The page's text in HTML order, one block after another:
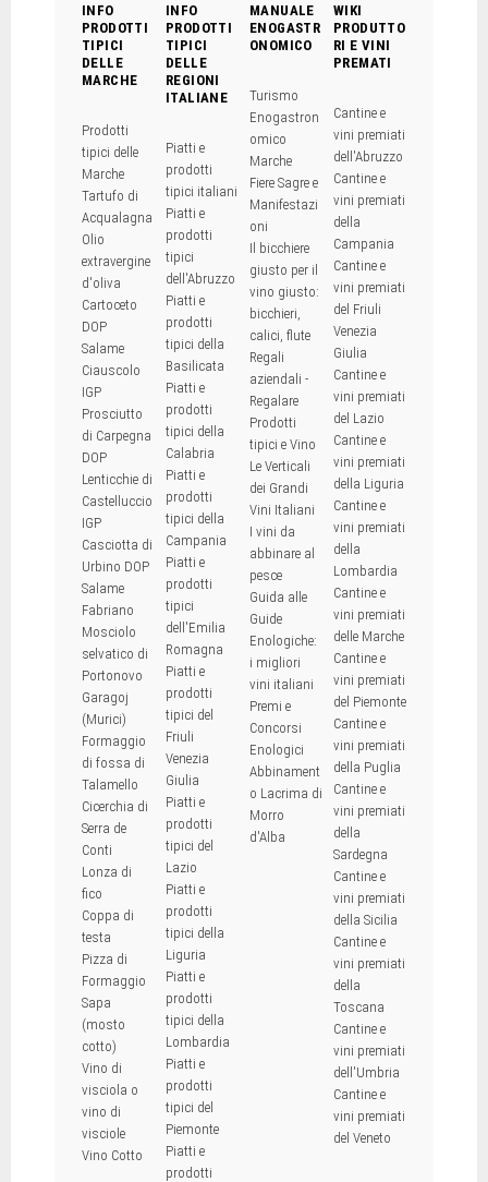
INFO
PRODOTTI
TIPICI
DELLE
MARCHE
Prodotti
tipici delle
Marche
Tartufo di
Acqualagna
Olio
extravergine
d'oliva
Cartoceto
DOP
Salame
Ciauscolo
IGP
Prosciutto
di Carpegna
DOP
Lenticchie di
Castelluccio
IGP
Casciotta di
Urbino DOP
Salame
Fabriano
Mosciolo
selvatico di
Portonovo
Garagoj
(Murici)
Formaggio
di fossa di
Talamello
Cicerchia di
Serra de
Conti
Lonza di
fico
Coppa di
testa
Pizza di
Formaggio
Sapa
(mosto
cotto)
Vino di
visciola o
vino di
visciole
Vino Cotto
INFO
PRODOTTI
TIPICI
DELLE
REGIONI
ITALIANE
Piatti e
prodotti
tipici italiani
Piatti e
prodotti
tipici
dell'Abruzzo
Piatti e
prodotti
tipici della
Basilicata
Piatti e
prodotti
tipici della
Calabria
Piatti e
prodotti
tipici della
Campania
Piatti e
prodotti
tipici
dell'Emilia
Romagna
Piatti e
prodotti
tipici del
Friuli
Venezia
Giulia
Piatti e
prodotti
tipici del
Lazio
Piatti e
prodotti
tipici della
Liguria
Piatti e
prodotti
tipici della
Lombardia
Piatti e
prodotti
tipici del
Piemonte
Piatti e
prodotti
MANUALE
ENOGASTR
ONOMICO
Turismo
Enogastron
omico
Marche
Fiere Sagre e
Manifestazi
oni
Il bicchiere
giusto per il
vino giusto:
bicchieri,
calici, flute
Regali
aziendali -
Regalare
Prodotti
tipici e Vino
Le Verticali
dei Grandi
Vini Italiani
I vini da
abbinare al
pesce
Guida alle
Guide
Enologiche:
i migliori
vini italiani
Premi e
Concorsi
Enologici
Abbinament
o Lacrima di
Morro
d'Alba
WIKI
PRODUTTO
RI E VINI
PREMATI
Cantine e
vini premiati
dell'Abruzzo
Cantine e
vini premiati
della
Campania
Cantine e
vini premiati
del Friuli
Venezia
Giulia
Cantine e
vini premiati
del Lazio
Cantine e
vini premiati
della Liguria
Cantine e
vini premiati
della
Lombardia
Cantine e
vini premiati
delle Marche
Cantine e
vini premiati
del Piemonte
Cantine e
vini premiati
della Puglia
Cantine e
vini premiati
della
Sardegna
Cantine e
vini premiati
della Sicilia
Cantine e
vini premiati
della
Toscana
Cantine e
vini premiati
dell'Umbria
Cantine e
vini premiati
del Veneto